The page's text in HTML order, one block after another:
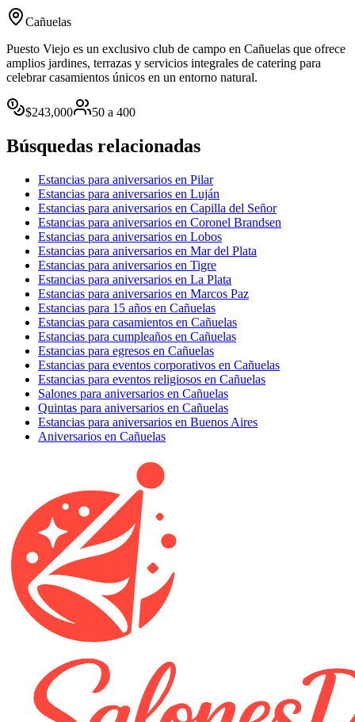
Cañuelas
Puesto Viejo es un exclusivo club de campo en Cañuelas que ofrece
amplios jardines, terrazas y servicios integrales de catering para
celebrar casamientos únicos en un entorno natural.
$243,000 50 a 400
Búsquedas relacionadas
Estancias para aniversarios en Pilar
Estancias para aniversarios en Luján
Estancias para aniversarios en Capilla del Señor
Estancias para aniversarios en Coronel Brandsen
Estancias para aniversarios en Lobos
Estancias para aniversarios en Mar del Plata
Estancias para aniversarios en Tigre
Estancias para aniversarios en La Plata
Estancias para aniversarios en Marcos Paz
Estancias para 15 años en Cañuelas
Estancias para casamientos en Cañuelas
Estancias para cumpleaños en Cañuelas
Estancias para egresos en Cañuelas
Estancias para eventos corporativos en Cañuelas
Estancias para eventos religiosos en Cañuelas
Salones para aniversarios en Cañuelas
Quintas para aniversarios en Cañuelas
Estancias para aniversarios en Buenos Aires
Aniversarios en Cañuelas